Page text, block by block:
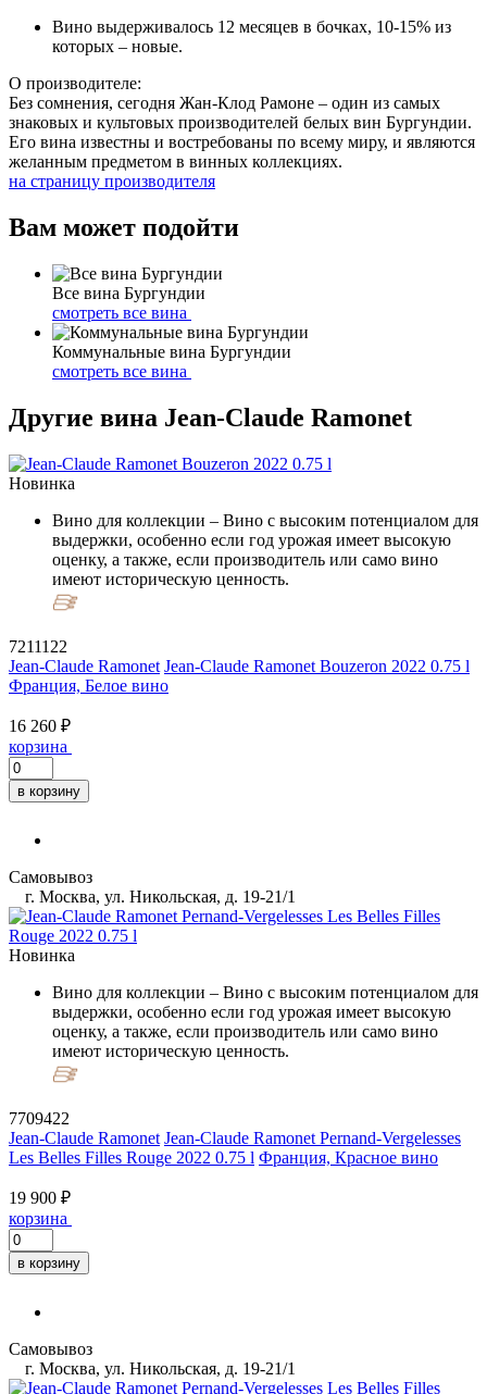
Вино выдерживалось 12 месяцев в бочках, 10-15% из
которых – новые.
О производителе:
Без сомнения, сегодня Жан-Клод Рамоне – один из самых
знаковых и культовых производителей белых вин Бургундии.
Его вина известны и востребованы по всему миру, и являются
желанным предметом в винных коллекциях.
на страницу производителя
Вам может подойти
Все вина Бургундии
смотреть все вина
Коммунальные вина Бургундии
смотреть все вина
Другие вина Jean-Claude Ramonet
Новинка
Вино для коллекции – Вино с высоким потенциалом для
выдержки, особенно если год урожая имеет высокую
оценку, а также, если производитель или само вино
имеют историческую ценность.
7211122
Jean-Claude Ramonet Jean-Claude Ramonet Bouzeron 2022 0.75 l
Франция, Белое вино
16 260 ₽
корзина
в корзину
Самовывоз
г. Москва, ул. Никольская, д. 19-21/1
Новинка
Вино для коллекции – Вино с высоким потенциалом для
выдержки, особенно если год урожая имеет высокую
оценку, а также, если производитель или само вино
имеют историческую ценность.
7709422
Jean-Claude Ramonet Jean-Claude Ramonet Pernand-Vergelesses
Les Belles Filles Rouge 2022 0.75 l Франция, Красное вино
19 900 ₽
корзина
в корзину
Самовывоз
г. Москва, ул. Никольская, д. 19-21/1